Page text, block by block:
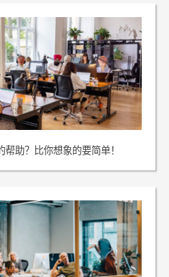
助？比你想象的要简单！